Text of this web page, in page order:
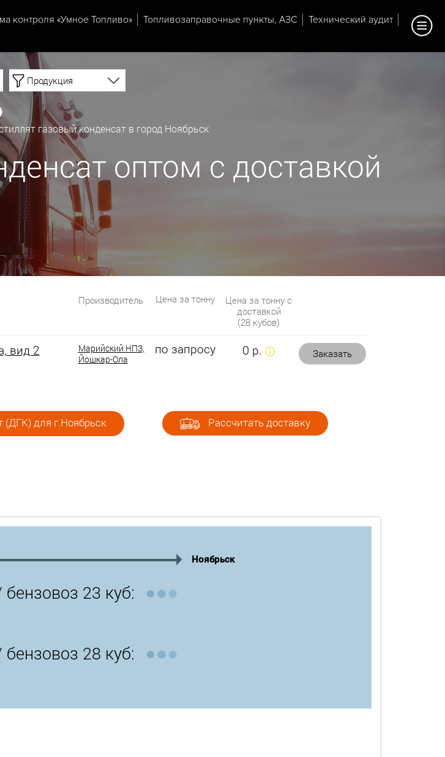
контроля «Умное Топливо» Топливозаправочные пункты, АЗС
Технический аудит
Продукция
газовый конденсат в город Ноябрьск
оптом с доставкой
Производитель Цена за тонну
Цена за тонну с
доставкой
(28 кубов)
вид 2
Марийский НПЗ,
Йошкар-Ола
по запросу 0 р. Заказать
(ДГК) для г.Ноябрьск Рассчитать доставку
Ноябрьск
бензовоз 23 куб:
бензовоз 28 куб: